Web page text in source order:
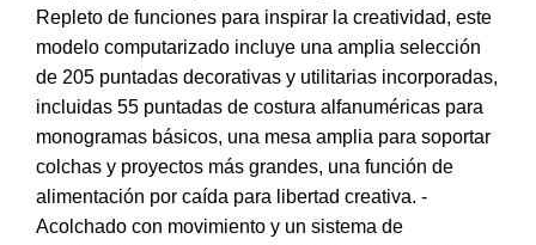
Repleto de funciones para inspirar la creatividad, este
modelo computarizado incluye una amplia selección
de 205 puntadas decorativas y utilitarias incorporadas,
incluidas 55 puntadas de costura alfanuméricas para
monogramas básicos, una mesa amplia para soportar
colchas y proyectos más grandes, una función de
alimentación por caída para libertad creativa. -
Acolchado con movimiento y un sistema de